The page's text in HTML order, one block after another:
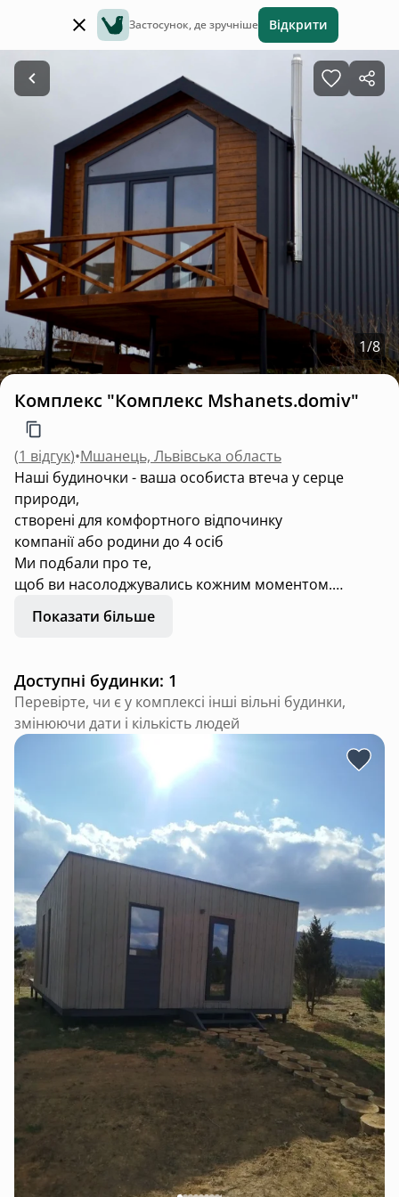
Застосунок, де зручніше Відкрити
1/8
Комплекс "Комплекс Mshanets.domiv"
(1 відгук)•Мшанець, Львівська область
Наші будиночки - ваша особиста втеча у серце
природи,
створені для комфортного відпочинку
компанії або родини до 4 осіб
Ми подбали про те,
щоб ви насолоджувались кожним моментом.
Гірська річка,
хвойний ліс,гори,
наші будиночки над озерами ,
де просторі панорамні вікна
створені для того ,
щоб гори були з вами
у світлі сонечка,що сходить,
під час ранкової кави ,
тераса -для вечірнього релаксу під зорями.
У будиночках:
♦️дві окремі зони для сну:
2 спальні місця внизу,
2 наверху .
♦️ кухня,де можна готувати улюблені страви,
обладнана усім необхідним
(електрична плитка, електрочайник,
посуд, холодильник,
мікрохвильова,
стіл для обіду, крісла),
♦️можливість замовити їжу
з нашого меню,
♦️ ванна кімната
(душова кабіна, умивальник, унітаз),
♦️чиста постіль, рушники
та необхідні дрібниці
(засоби гігієни,фен-сушка),
♦️ гаряча вода,
Показати більше
Доступні будинки: 1
Перевірте, чи є у комплексі інші вільні будинки,
змінюючи дати і кількість людей